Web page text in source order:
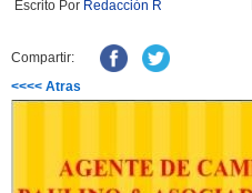
Escrito Por Redacción R
Compartir:
<<<< Atras